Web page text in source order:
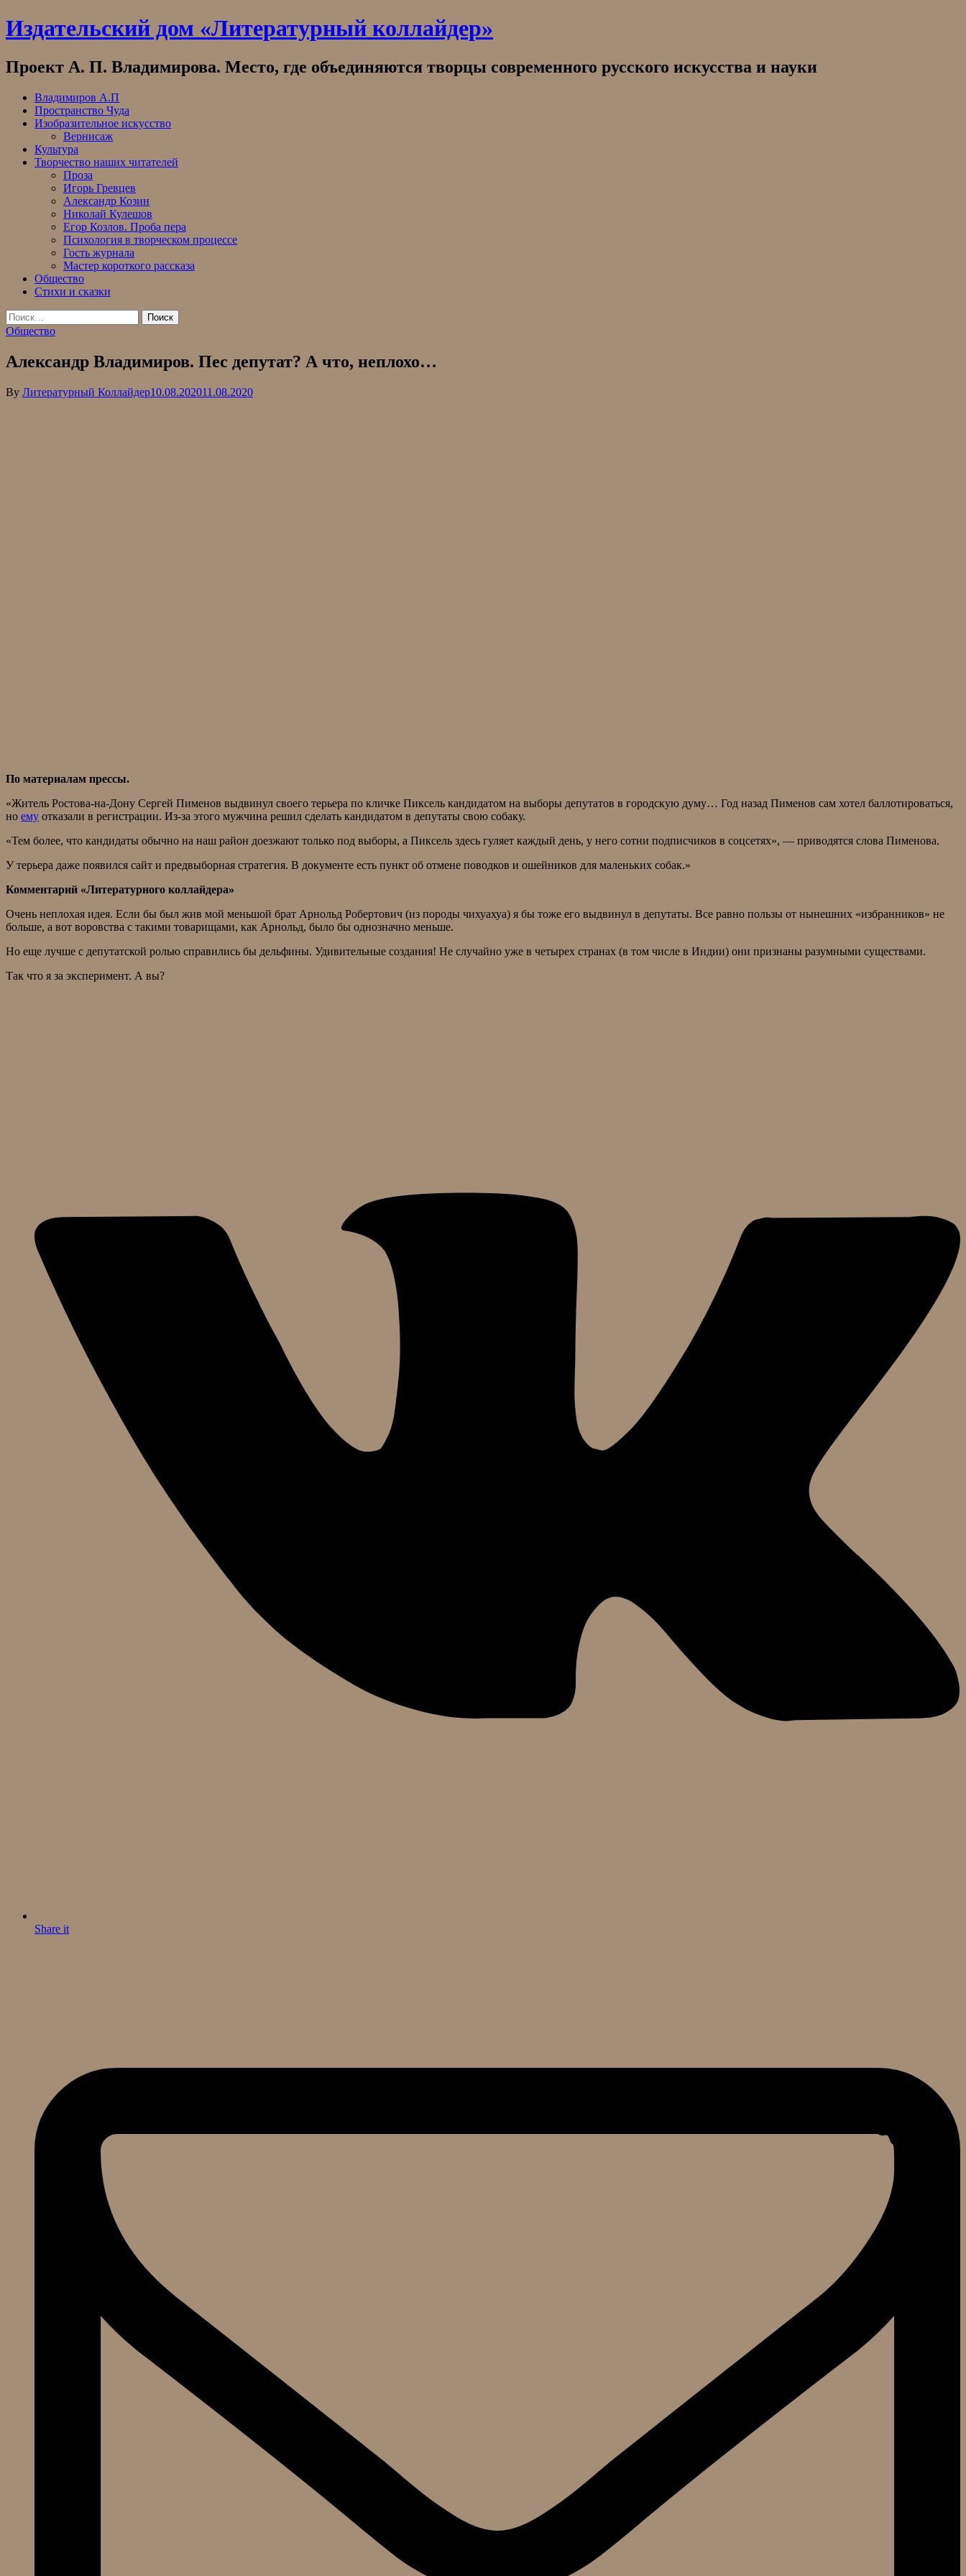
Skip
to
Издательский дом «Литературный коллайдер»
Проект А. П. Владимирова. Место, где объединяются творцы современного русского искусства и науки
Владимиров А.П
Пространство Чуда
Изобразительное искусство
Вернисаж
Культура
Творчество наших читателей
Проза
Игорь Гревцев
Александр Козин
Николай Кулешов
Егор Козлов. Проба пера
Психология в творческом процессе
Гость журнала
Мастер короткого рассказа
Общество
Стихи и сказки
Найти:
Общество
Александр Владимиров. Пес депутат? А что, неплохо…
By Литературный Коллайдер10.08.202011.08.2020
По материалам прессы.
«Житель Ростова-на-Дону Сергей Пименов выдвинул своего терьера по кличке Пиксель кандидатом на выборы депутатов в городскую думу… Год назад Пименов сам хотел баллотироваться,
но ему отказали в регистрации. Из-за этого мужчина решил сделать кандидатом в депутаты свою собаку.
«Тем более, что кандидаты обычно на наш район доезжают только под выборы, а Пиксель здесь гуляет каждый день, у него сотни подписчиков в соцсетях», — приводятся слова Пименова.
У терьера даже появился сайт и предвыборная стратегия. В документе есть пункт об отмене поводков и ошейников для маленьких собак.»
Комментарий «Литературного коллайдера»
Очень неплохая идея. Если бы был жив мой меньшой брат Арнольд Робертович (из породы чихуахуа) я бы тоже его выдвинул в депутаты. Все равно пользы от нынешних «избранников» не
больше, а вот воровства с такими товарищами, как Арнольд, было бы однозначно меньше.
Но еще лучше с депутатской ролью справились бы дельфины. Удивительные создания! Не случайно уже в четырех странах (в том числе в Индии) они признаны разумными существами.
Так что я за эксперимент. А вы?
Share it